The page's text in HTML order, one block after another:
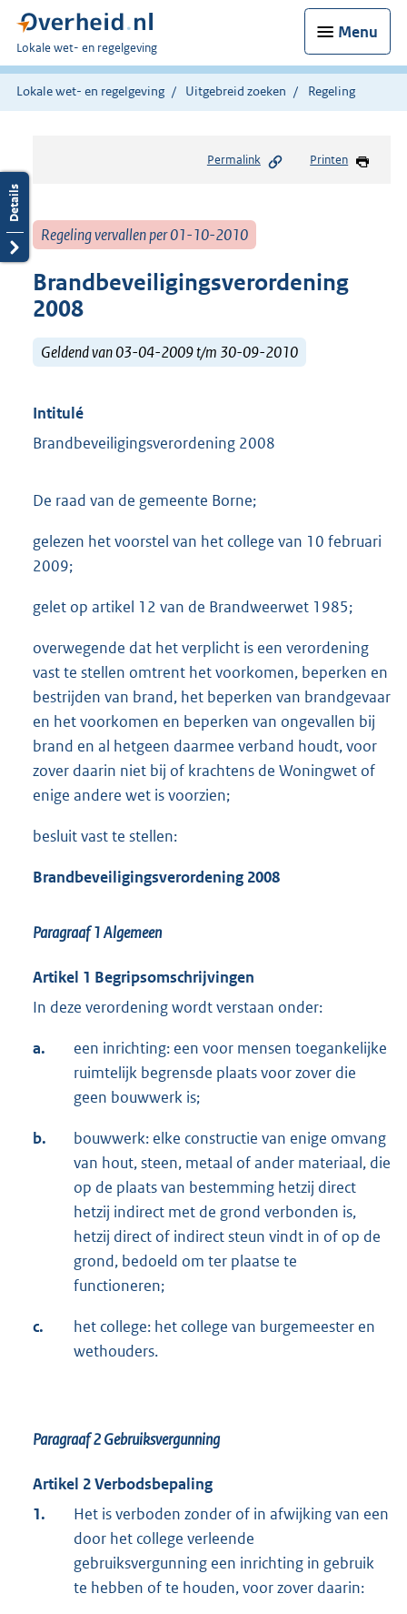
Menu
U
bent
hier:
Lokale wet- en regelgeving
Lokale wet- en regelgeving Uitgebreid zoeken Regeling
Permalink Printen
Regeling vervallen per 01-10-2010
Brandbeveiligingsverordening
2008
Geldend van 03-04-2009 t/m 30-09-2010
Intitulé
Brandbeveiligingsverordening 2008
De raad van de gemeente Borne;
gelezen het voorstel van het college van 10 februari
2009;
gelet op artikel 12 van de Brandweerwet 1985;
overwegende dat het verplicht is een verordening
vast te stellen omtrent het voorkomen, beperken en
bestrijden van brand, het beperken van brandgevaar
en het voorkomen en beperken van ongevallen bij
brand en al hetgeen daarmee verband houdt, voor
zover daarin niet bij of krachtens de Woningwet of
enige andere wet is voorzien;
besluit vast te stellen:
Brandbeveiligingsverordening 2008
Paragraaf 1Algemeen
Artikel 1 Begripsomschrijvingen
In deze verordening wordt verstaan onder:
a.
een inrichting: een voor mensen toegankelijke
ruimtelijk begrensde plaats voor zover die
geen bouwwerk is;
b.
bouwwerk: elke constructie van enige omvang
van hout, steen, metaal of ander materiaal, die
op de plaats van bestemming hetzij direct
hetzij indirect met de grond verbonden is,
hetzij direct of indirect steun vindt in of op de
grond, bedoeld om ter plaatse te
functioneren;
c.
het college: het college van burgemeester en
wethouders.
Paragraaf 2Gebruiksvergunning
Artikel 2 Verbodsbepaling
1.
Het is verboden zonder of in afwijking van een
door het college verleende
gebruiksvergunning een inrichting in gebruik
te hebben of te houden, voor zover daarin: